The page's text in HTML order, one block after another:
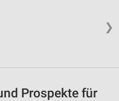
❯
Prospekte für